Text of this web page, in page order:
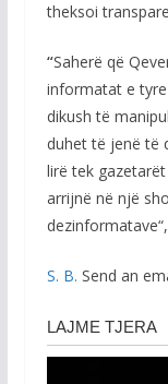
theksoi
“Saherë që
informatat e
dikush të
duhet të jenë të
lirë tek
arrijnë në një
S. B. Send an